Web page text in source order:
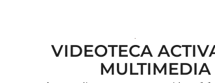
VIDEOTECA
MULTIMEDIA